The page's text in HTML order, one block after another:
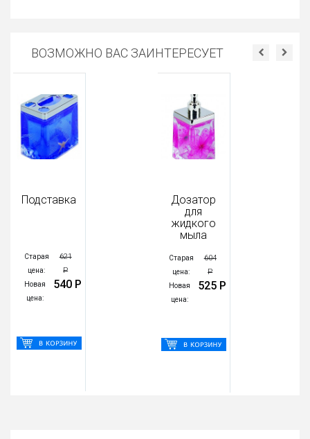
ВОЗМОЖНО ВАС ЗАИНТЕРЕСУЕТ
Подставка
Старая
цена:
621
Р
Новая
цена:
540 Р
Дозатор
для
жидкого
мыла
Старая
цена:
604
Р
Новая
цена:
525 Р